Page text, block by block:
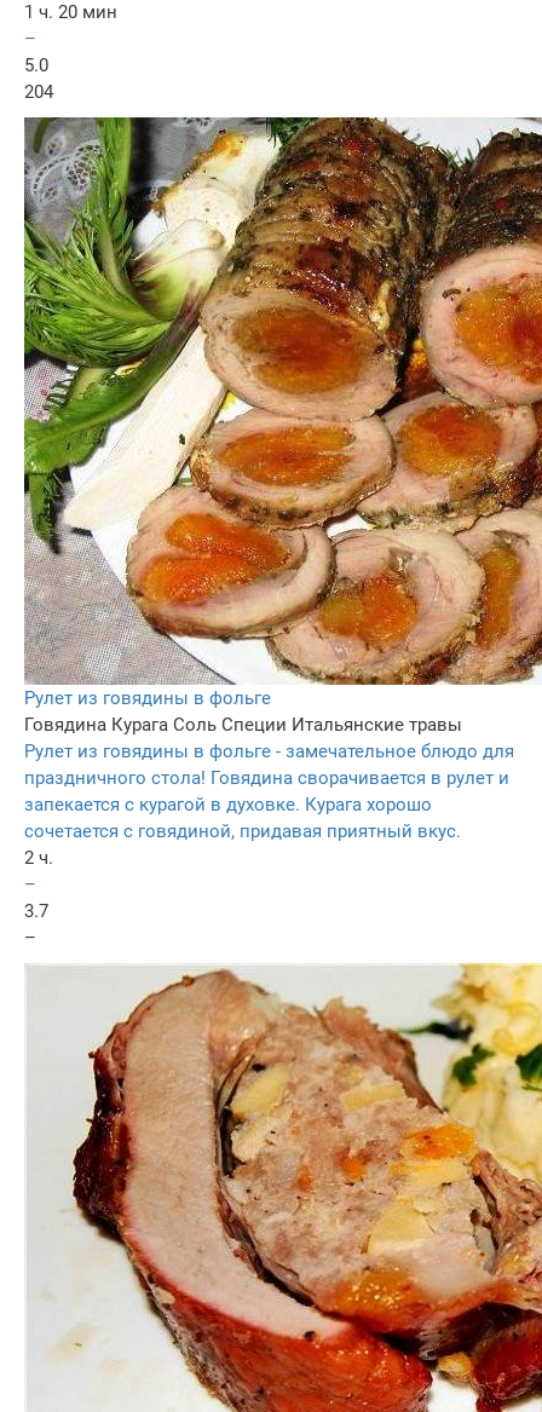
1 ч. 20 мин
–
5.0
204
Рулет из говядины в фольге
Говядина Курага Соль Специи Итальянские травы
Рулет из говядины в фольге - замечательное блюдо для
праздничного стола! Говядина сворачивается в рулет и
запекается с курагой в духовке. Курага хорошо
сочетается с говядиной, придавая приятный вкус.
2 ч.
–
3.7
–